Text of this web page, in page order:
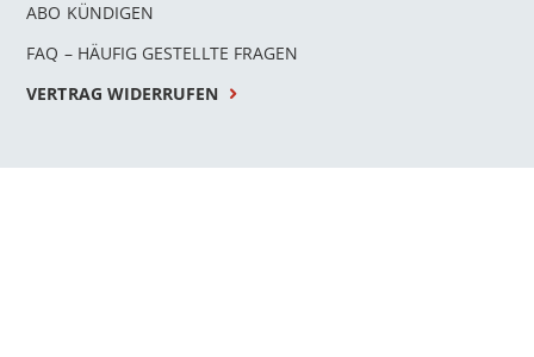
ABO KÜNDIGEN
FAQ – HÄUFIG GESTELLTE FRAGEN
VERTRAG WIDERRUFEN